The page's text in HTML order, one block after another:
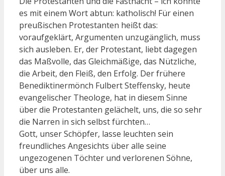
es mit einem Wort abtun: katholisch! Für einen
preußischen Protestanten heißt das:
voraufgeklärt, Argumenten unzugänglich, muss
sich ausleben. Er, der Protestant, liebt dagegen
das Maßvolle, das Gleichmäßige, das Nützliche,
die Arbeit, den Fleiß, den Erfolg. Der frühere
Benediktinermönch Fulbert Steffensky, heute
evangelischer Theologe, hat in diesem Sinne
über die Protestanten gelächelt, uns, die so sehr
die Narren in sich selbst fürchten…
Gott, unser Schöpfer, lasse leuchten sein
freundliches Angesichts über alle seine
ungezogenen Töchter und verlorenen Söhne,
über uns alle.